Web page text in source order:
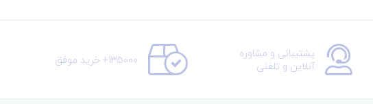
پشتیبانی و مشاوره
آنلاین و تلفنی 135000+ خرید موفق